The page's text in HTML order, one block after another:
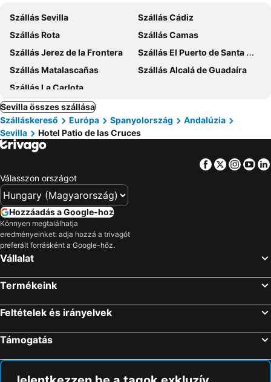
Szállás Sevilla
Szállás Cádiz
Szállás Rota
Szállás Camas
Szállás Jerez de la Frontera
Szállás El Puerto de Santa Maria
Szállás Matalascañas
Szállás Alcalá de Guadaíra
Szállás La Carlota
Sevilla összes szállása
Szálláskereső
Európa Spanyolország
Andalúzia
Sevilla
Hotel Patio de las Cruces
Facebook
Twitter
Válasszon országot
Hozzáadás a Google-hoz
Könnyen megtalálhatja
eredményeinket: adja hozzá a trivagót
preferált forrásként a Google-höz.
Vállalat
Termékeink
Feltételek és irányelvek
Támogatás